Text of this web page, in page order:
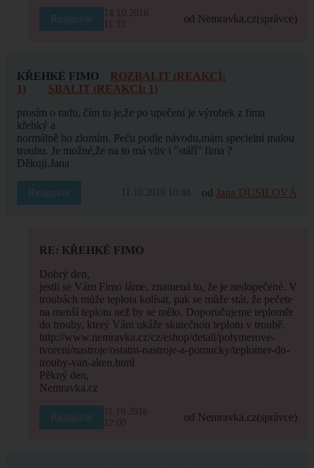
Reagovat
14.10.2016
od Nemravka.cz(správce)
KŘEHKÉ FIMO
ROZBALIT (REAKCÍ:
1)
SBALIT (REAKCÍ: 1)
prosím o radu, čím to je,že po upečení je výrobek z fima
křehký a
normálně ho zlomím. Peču podle návodu,mám specielní malou
troubu. Je možné,že na to má vliv i "stáří" fima ?
Děkuji.Jana
Reagovat 11.10.2016 10:48 od Jana DUSILOVÁ
RE: KŘEHKÉ FIMO
Dobrý den,
jestli se Vám Fimo láme, znamená to, že je nedopečené. V
troubách může teplota kolísat, pak se může stát, že pečete
na menší teplotu než by se mělo. Doporučujeme teploměr
do trouby, který Vám ukáže skutečnou teplotu v troubě.
http://www.nemravka.cz/cz/eshop/detail/polymerove-
tvoreni/nastroje/ostatni-nastroje-a-pomucky/teplomer-do-
trouby-van-aken.html
Pěkný den,
Nemravka.cz
Reagovat
11.10.2016
12:00
od Nemravka.cz(správce)